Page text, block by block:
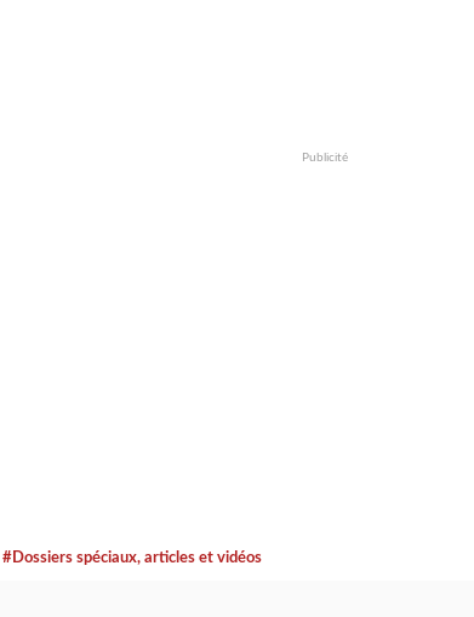
Publicité
#Dossiers spéciaux, articles et vidéos